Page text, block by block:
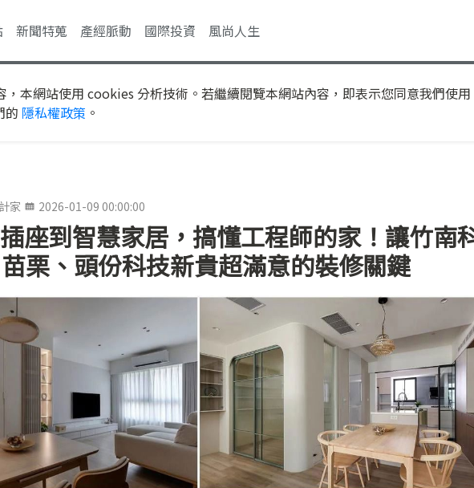
新聞特蒐 產經脈動 國際投資 風尚人生
，本網站使用 cookies 分析技術。若繼續閱覽本網站內容，即表示您同意我們使
的 隱私權政策 。
家 2026-01-09 00:00:00
座到智慧家居，搞懂工程師的家！讓竹南
栗、頭份科技新貴超滿意的裝修關鍵